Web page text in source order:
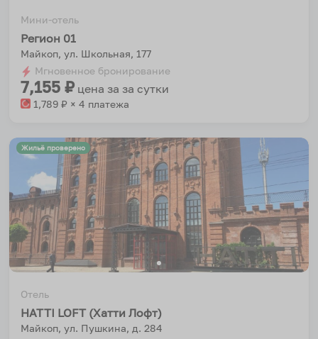
Мини-отель
Регион 01
Майкоп, ул. Школьная, 177
Мгновенное бронирование
7,155 ₽ цена за за сутки
1,789 ₽ × 4 платежа
Жильё проверено
Отель
HATTI LOFT (Хатти Лофт)
Майкоп, ул. Пушкина, д. 284